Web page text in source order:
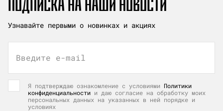
ПОДПИСКА НА НАШИ НОВОСТИ
Узнавайте первыми о новинках и акциях
Введите e-mail
Я подтверждаю ознакомление с условиями Политики
конфиденциальности и даю согласие на обработку моих
персональных данных на указанных в ней порядке и
условиях